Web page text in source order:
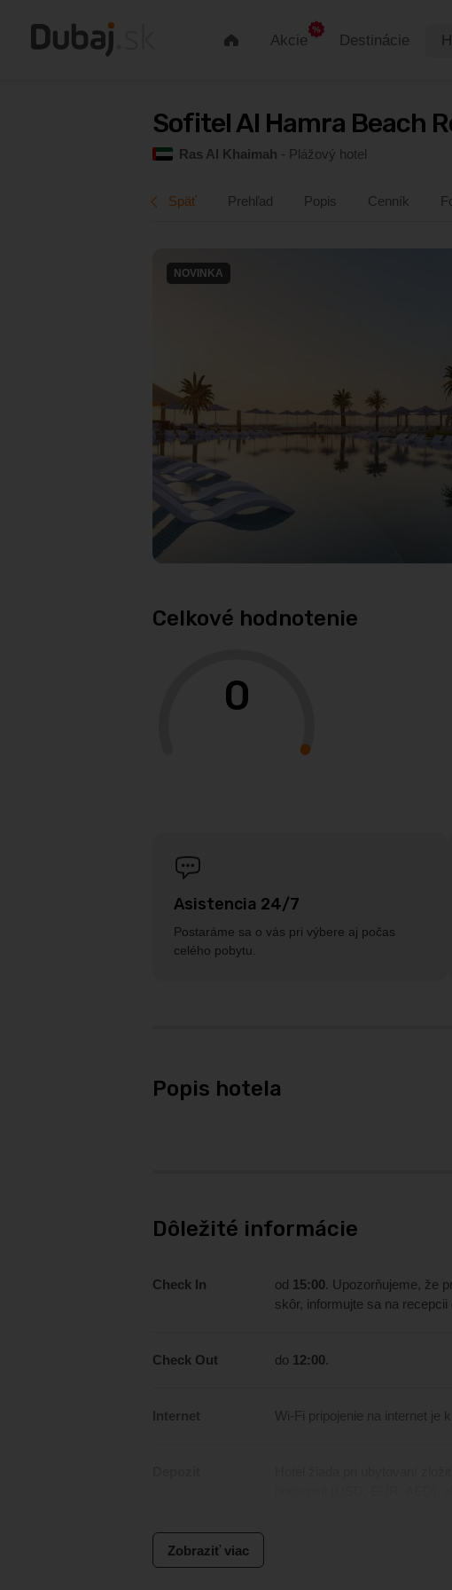
Úvod Akcie Destinácie
Sofitel Al Hamra Beach Resort 5*
- Plážový hotel
Sofitel Al Hamra Beach
Ras Al Khaimah - Plážový hotel
Späť Prehľad Popis Cenník
NOVINKA
Celkové hodnotenie
0
Asistencia 24/7
Postaráme sa o vás pri výbere aj počas
celého pobytu.
Popis hotela
Dôležité informácie
Check In od 15:00. Upozorňujeme, že
skôr, informujte sa na
Check Out do 12:00.
Internet Wi-Fi pripojenie na internet je
Tourism Dirham
Zobraziť viac